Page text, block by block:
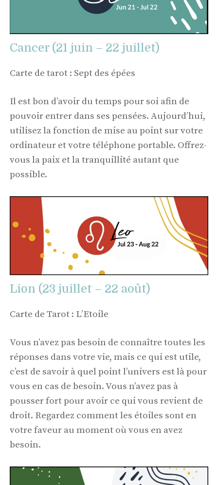
Cancer (21 juin – 22 juillet)
Carte de tarot : Sept des épées
Il est bon d’avoir du temps pour soi afin de
pouvoir entrer dans ses pensées. Aujourd’hui,
utilisez la fonction de mise au point sur votre
ordinateur et votre téléphone portable. Offrez-
vous la paix et la tranquillité autant que
possible.
Lion (23 juillet – 22 août)
Carte de Tarot : L’Etoile
Vous n’avez pas besoin de connaître toutes les
réponses dans votre vie, mais ce qui est utile,
c’est de savoir à quel point l’univers est là pour
vous en cas de besoin. Vous n’avez pas à
pousser fort pour avoir ce qui vous revient de
droit. Regardez comment les étoiles sont en
votre faveur au moment où vous en avez
besoin.